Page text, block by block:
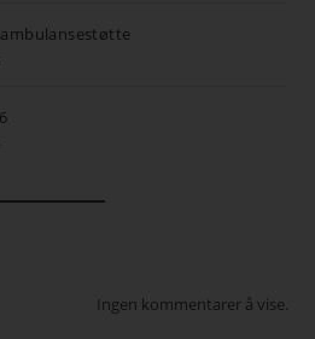
Ingen kommentarer å vise.